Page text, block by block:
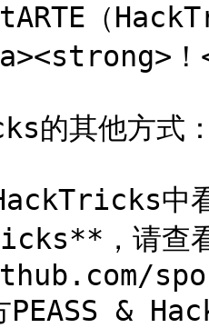
（
！
的其他方式
中
，请
&